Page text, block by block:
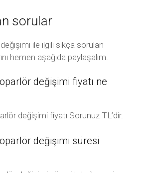
sorular
ile ilgili sıkça sorulan
hemen aşağıda paylaşalım.
değişimi fiyatı ne
değişimi fiyatı Sorunuz TL’dir.
değişimi süresi